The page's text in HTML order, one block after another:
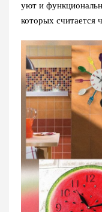
уют и
которых считается